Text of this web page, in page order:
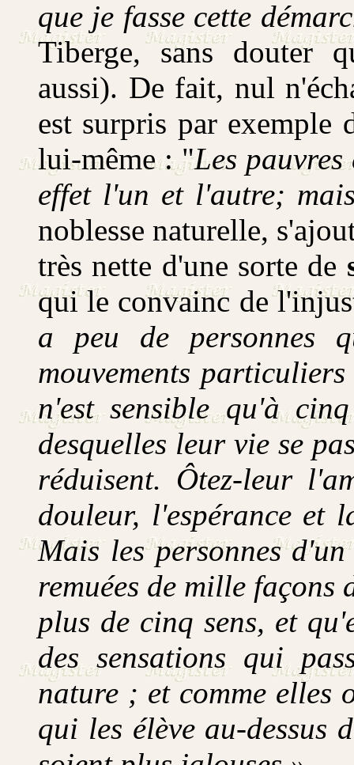
que je fasse cette
Tiberge, sans douter
aussi). De fait, nul
est surpris par exemple
lui-même : "Les
effet l'un et l'autre;
noblesse naturelle,
très nette d'une sorte de
qui le convainc de
a peu de personnes
mouvements
n'est sensible qu'à
desquelles leur vie se
réduisent. Ôtez-leur
douleur, l'espérance et
Mais les personnes
remuées de mille
plus de cinq sens, et
des sensations qui
nature ; et comme elles
qui les élève au-